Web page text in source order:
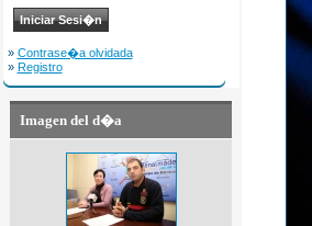
» Contrase�a olvidada
» Registro
Imagen del d�a